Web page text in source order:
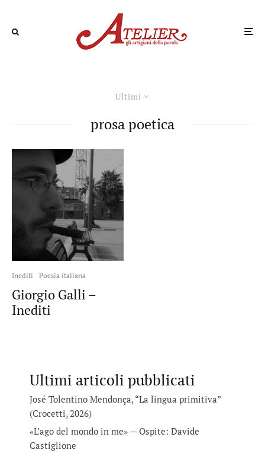
Ultimi
prosa poetica
Inediti Poesia italiana
Giorgio Galli –
Inediti
Ultimi articoli pubblicati
José Tolentino Mendonça, “La lingua primitiva”
(Crocetti, 2026)
«L’ago del mondo in me» — Ospite: Davide
Castiglione